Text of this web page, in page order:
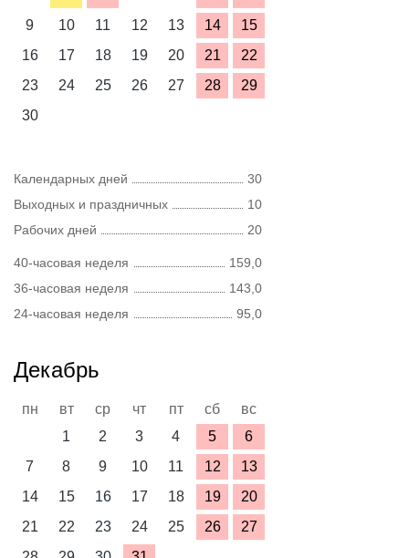
9
10 11 12 13 14
15
16
17 18 19 20 21
22
23
24 25 26 27 28
29
30
Календарных дней
30
Выходных и праздничных
10
Рабочих дней
20
40-часовая неделя
159,0
36-часовая неделя
143,0
24-часовая неделя
95,0
Декабрь
пн вт ср чт пт сб
вс
1
2 3 4 5
6
7
8 9 10 11 12
13
14
15 16 17 18 19
20
21
22 23 24 25 26
27